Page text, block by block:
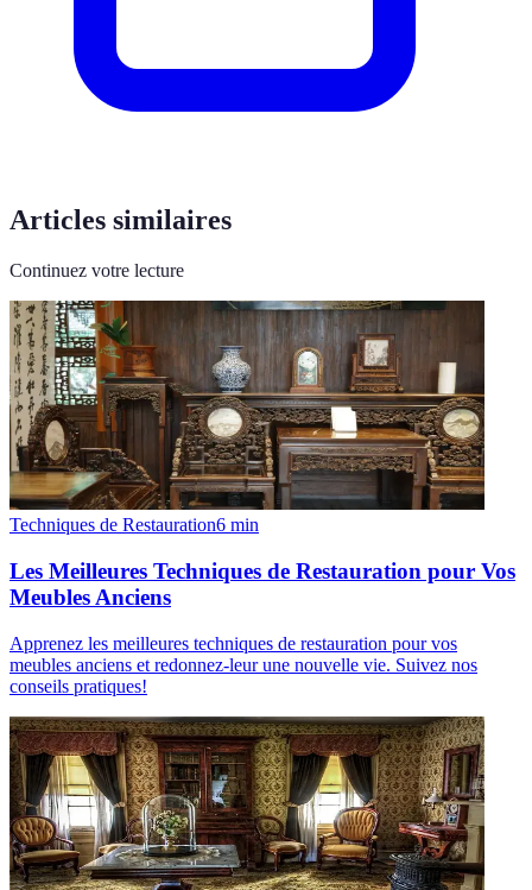
Articles similaires
Continuez votre lecture
Techniques de Restauration6 min
Les Meilleures Techniques de Restauration pour Vos
Meubles Anciens
Apprenez les meilleures techniques de restauration pour vos
meubles anciens et redonnez-leur une nouvelle vie. Suivez nos
conseils pratiques!